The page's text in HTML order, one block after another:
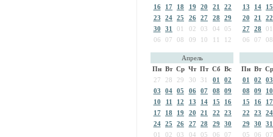
16
17 18 19 20 21
22
23
24 25 26 27 28
29
30
31 01 02 03 04
05
06
07 08 09 10 11 12
13
14
15
20
21
22
27
28
01
06
07 08
Апрель
Пн Вт Ср Чт Пт Сб Вс
27
28 29 30 31 01
02
03
04 05 06 07 08
09
10
11 12 13 14 15
16
17
18 19 20 21 22
23
24
25 26 27 28 29
30
01
02 03 04 05 06 07
Пн Вт Ср
01
02
03
08
09
10
15
16
17
22
23
24
29
30
31
05
06 07